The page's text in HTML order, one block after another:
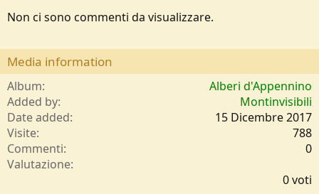
t
n
s
Non ci sono commenti da visualizzare.
Media information
Album
Alberi d'Appennino
Added by
Montinvisibili
Date added
15 Dicembre 2017
Visite
788
Commenti
0
Valutazione
0 voti